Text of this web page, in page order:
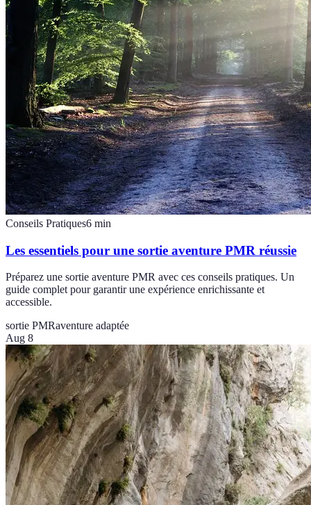
Conseils Pratiques6 min
Les essentiels pour une sortie aventure PMR réussie
Préparez une sortie aventure PMR avec ces conseils pratiques. Un
guide complet pour garantir une expérience enrichissante et
accessible.
sortie PMRaventure adaptée
Aug 8